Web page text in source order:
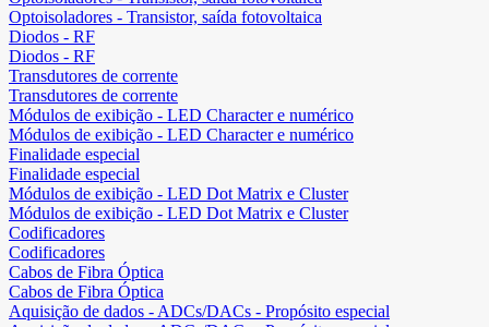
Optoisoladores - Transistor, saída fotovoltaica
Diodos - RF
Diodos - RF
Transdutores de corrente
Transdutores de corrente
Módulos de exibição - LED Character e numérico
Módulos de exibição - LED Character e numérico
Finalidade especial
Finalidade especial
Módulos de exibição - LED Dot Matrix e Cluster
Módulos de exibição - LED Dot Matrix e Cluster
Codificadores
Codificadores
Cabos de Fibra Óptica
Cabos de Fibra Óptica
Aquisição de dados - ADCs/DACs - Propósito especial